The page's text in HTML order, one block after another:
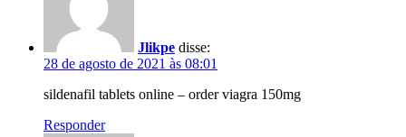
Jlikpe disse:
28 de agosto de 2021 às 08:01
sildenafil tablets online – order viagra 150mg
Responder